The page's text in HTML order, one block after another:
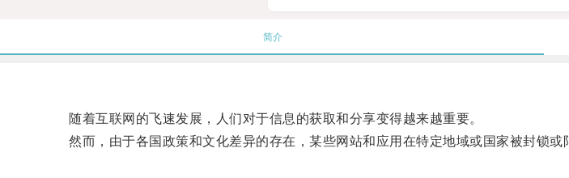
简介
随着互联网的飞速发展，人们对于信息的获取和分享变得越来越重要。
然而，由于各国政策和文化差异的存在，某些网站和应用在特定地域或国家被封锁或